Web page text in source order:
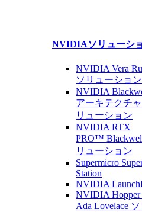
NVIDIAソリューシ
NVIDIA Vera
ソリューション
NVIDIA
アーキテクチャ
リューション
NVIDIA RTX
PRO™
リューション
Supermicro
Station
NVIDIA
NVIDIA
Ada Lovelace ソ